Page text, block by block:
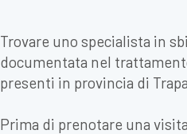
Trovare uno specialista in
documentata nel
presenti in provincia di
Prima di prenotare una